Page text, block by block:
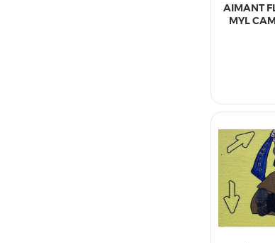
AIMANT
MYL